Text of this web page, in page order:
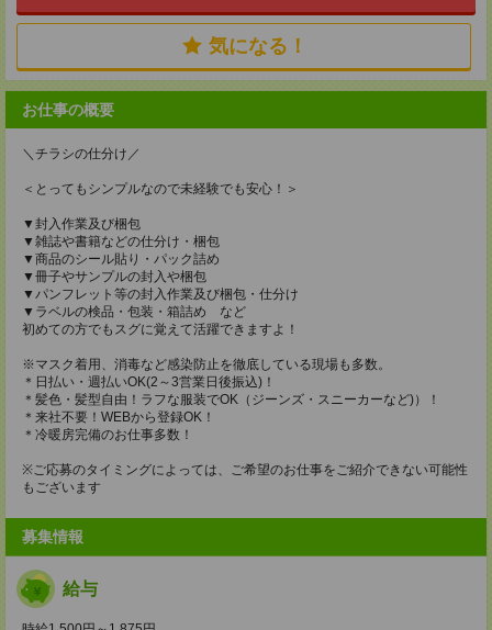
気になる！
お仕事の概要
＼チラシの仕分け／
＜とってもシンプルなので未経験でも安心！＞
▼封入作業及び梱包
▼雑誌や書籍などの仕分け・梱包
▼商品のシール貼り・パック詰め
▼冊子やサンプルの封入や梱包
▼パンフレット等の封入作業及び梱包・仕分け
▼ラベルの検品・包装・箱詰め など
初めての方でもスグに覚えて活躍できますよ！
※マスク着用、消毒など感染防止を徹底している現場も多数。
＊日払い・週払いOK(2～3営業日後振込)！
＊髪色・髪型自由！ラフな服装でOK（ジーンズ・スニーカーなど)）！
＊来社不要！WEBから登録OK！
＊冷暖房完備のお仕事多数！
※ご応募のタイミングによっては、ご希望のお仕事をご紹介できない可能性
もございます
募集情報
給与